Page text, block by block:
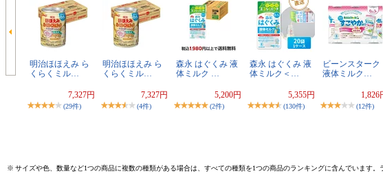
明治ほほえみ ら
くらくミル…
7,327円
(29件)
明治ほほえみ ら
くらくミル…
7,327円
(4件)
森永 はぐくみ 液
体ミルク …
5,200円
(2件)
森永 はぐくみ 液
体ミルク＜…
5,355円
(130件)
ビーンスターク
液体ミルク…
1,826
(12件)
※ サイズや色、数量など1つの商品に複数の種類がある場合は、すべての種類を1つの商品のランキングに含んでいます